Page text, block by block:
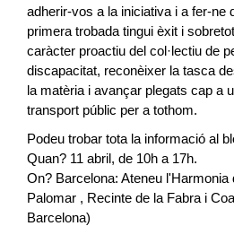
adherir-vos a la iniciativa i a fer-ne
primera trobada tingui èxit i
caràcter proactiu del col·lectiu de
discapacitat, reconèixer la tasca
la matèria i avançar plegats cap a
transport públic per a tothom.
Podeu trobar tota la informació al
Quan? 11 abril, de 10h a 17h.
On? Barcelona: Ateneu l'Harmonia
Palomar , Recinte de la Fabra i
Barcelona)